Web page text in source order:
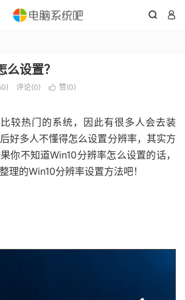
 
设置？
评论(0)  赞(0)
热门的系统，因此有很多人会去装
好多人不懂得怎么设置分辨率，其实方
你不知道Win10分辨率怎么设置的话，
理的Win10分辨率设置方法吧！